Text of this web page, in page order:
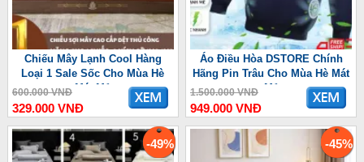
Chiếu Mây Lạnh Cool Hàng
Loại 1 Sale Sốc Cho Mùa Hè
Mát Mẻ
600.000 VNĐ
329.000 VNĐ
Áo Điều Hòa DSTORE Chính
Hãng Pin Trâu Cho Mùa Hè Mát
Mẻ
1.500.000 VNĐ
949.000 VNĐ
-49% -45%